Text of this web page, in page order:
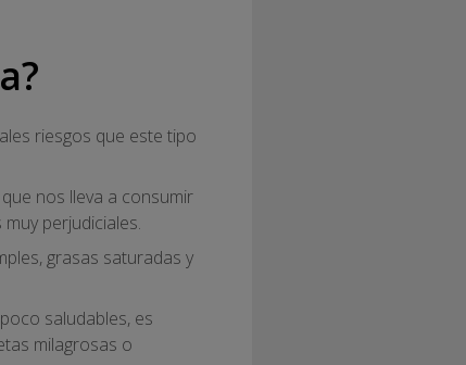
riesgos que este tipo
nos lleva a consumir
perjudiciales.
grasas saturadas y
saludables, es
milagrosas o